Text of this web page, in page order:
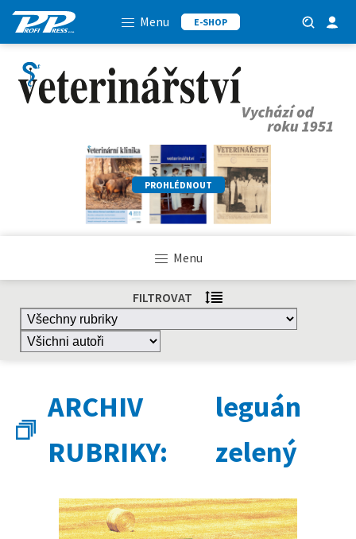
Menu E-SHOP
PROHLÉDNOUT
Menu
FILTROVAT
ARCHIV
RUBRIKY:
leguán
zelený